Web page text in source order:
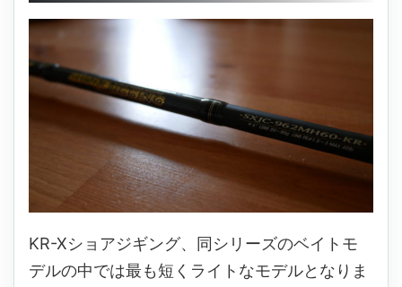
KR-Xショアジギング、同シリーズのベイトモ
デルの中では最も短くライトなモデルとなりま